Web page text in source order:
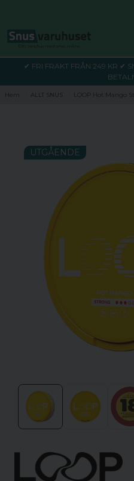
✔ FRI FRAKT FRÅN 249 KR ✔
Hem ALLT SNUS LOOP Hot Mango
UTGÅENDE